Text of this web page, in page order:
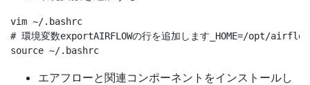
vim ~/.bashrc
# 環境変数exportAIRFLOWの行を追加します_HOME=/opt/airflow
エアフローと関連コンポーネントをインストールし